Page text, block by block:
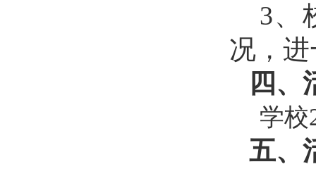
3、
况，
四、
学校
五、